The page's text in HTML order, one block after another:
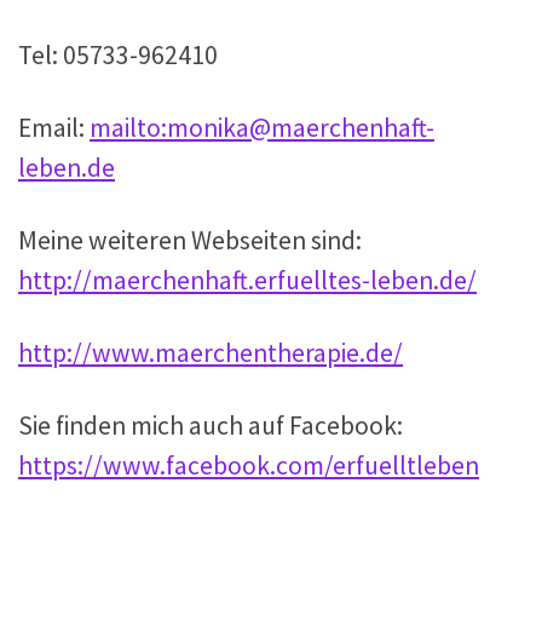
Tel: 05733-962410
Email: mailto:monika@maerchenhaft-
leben.de
Meine weiteren Webseiten sind:
http://maerchenhaft.erfuelltes-leben.de/
http://www.maerchentherapie.de/
Sie finden mich auch auf Facebook:
https://www.facebook.com/erfuelltleben